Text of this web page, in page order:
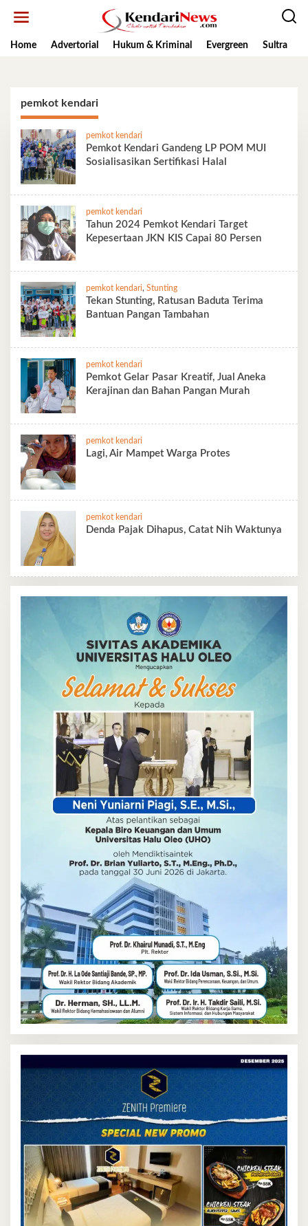
Home
Advertorial Hukum & Kriminal Evergreen Sultra
pemkot kendari
pemkot kendari
Pemkot Kendari Gandeng LP POM MUI
Sosialisasikan Sertifikasi Halal
pemkot kendari
Tahun 2024 Pemkot Kendari Target
Kepesertaan JKN KIS Capai 80 Persen
pemkot kendari, Stunting
Tekan Stunting, Ratusan Baduta Terima
Bantuan Pangan Tambahan
pemkot kendari
Pemkot Gelar Pasar Kreatif, Jual Aneka
Kerajinan dan Bahan Pangan Murah
pemkot kendari
Lagi, Air Mampet Warga Protes
pemkot kendari
Denda Pajak Dihapus, Catat Nih Waktunya